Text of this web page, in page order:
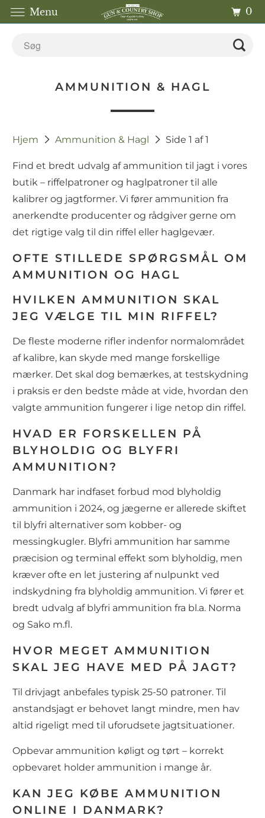
AMMUNITION & HAGL
Hjem Ammunition & Hagl Side 1 af 1
Find et bredt udvalg af ammunition til jagt i vores
butik – riffelpatroner og haglpatroner til alle
kalibrer og jagtformer. Vi fører ammunition fra
anerkendte producenter og rådgiver gerne om
det rigtige valg til din riffel eller haglgevær.
OFTE STILLEDE SPØRGSMÅL OM
AMMUNITION OG HAGL
HVILKEN AMMUNITION SKAL
JEG VÆLGE TIL MIN RIFFEL?
De fleste moderne rifler indenfor normalområdet
af kalibre, kan skyde med mange forskellige
mærker. Det skal dog bemærkes, at testskydning
i praksis er den bedste måde at vide, hvordan den
valgte ammunition fungerer i lige netop din riffel.
HVAD ER FORSKELLEN PÅ
BLYHOLDIG OG BLYFRI
AMMUNITION?
Danmark har indfaset forbud mod blyholdig
ammunition i 2024, og jægerne er allerede skiftet
til blyfri alternativer som kobber- og
messingkugler. Blyfri ammunition har samme
præcision og terminal effekt som blyholdig, men
kræver ofte en let justering af nulpunkt ved
indskydning fra blyholdig ammunition. Vi fører et
bredt udvalg af blyfri ammunition fra bl.a. Norma
og Sako m.fl.
HVOR MEGET AMMUNITION
SKAL JEG HAVE MED PÅ JAGT?
Til drivjagt anbefales typisk 25-50 patroner. Til
anstandsjagt er behovet langt mindre, men hav
altid rigeligt med til uforudsete jagtsituationer.
Opbevar ammunition køligt og tørt – korrekt
opbevaret holder ammunition i mange år.
KAN JEG KØBE AMMUNITION
ONLINE I DANMARK?
Menu 0